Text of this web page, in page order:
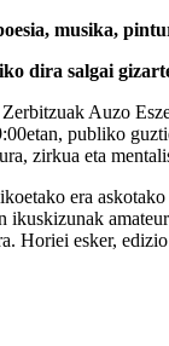
musika,
dira salgai
Auzo
publiko
zirkua eta
era
ikuskizunak
Horiei esker,